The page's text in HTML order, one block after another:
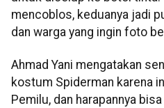
mencoblos, keduanya jadi
dan warga yang ingin foto
Ahmad Yani mengatakan
kostum Spiderman karena
Pemilu, dan harapannya